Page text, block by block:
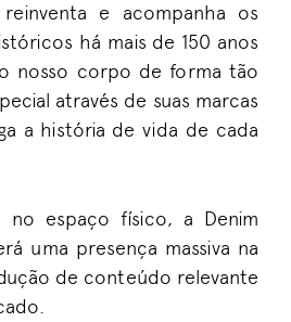
e acompanha os
há mais de 150 anos
nosso corpo de forma tão
através de suas marcas
a história de vida de cada
no espaço físico, a Denim
uma presença massiva na
de conteúdo relevante